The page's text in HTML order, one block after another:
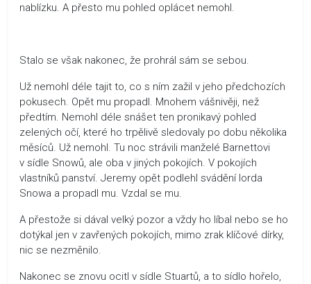
nablízku. A přesto mu pohled oplácet nemohl.
Stalo se však nakonec, že prohrál sám se sebou.
Už nemohl déle tajit to, co s ním zažil v jeho předchozích
pokusech. Opět mu propadl. Mnohem vášnivěji, než
předtím. Nemohl déle snášet ten pronikavý pohled
zelených očí, které ho trpělivě sledovaly po dobu několika
měsíců. Už nemohl. Tu noc strávili manželé Barnettovi
v sídle Snowů, ale oba v jiných pokojích. V pokojích
vlastníků panství. Jeremy opět podlehl svádění lorda
Snowa a propadl mu. Vzdal se mu.
A přestože si dával velký pozor a vždy ho líbal nebo se ho
dotýkal jen v zavřených pokojích, mimo zrak klíčové dírky,
nic se nezměnilo.
Nakonec se znovu ocitl v sídle Stuartů, a to sídlo hořelo,